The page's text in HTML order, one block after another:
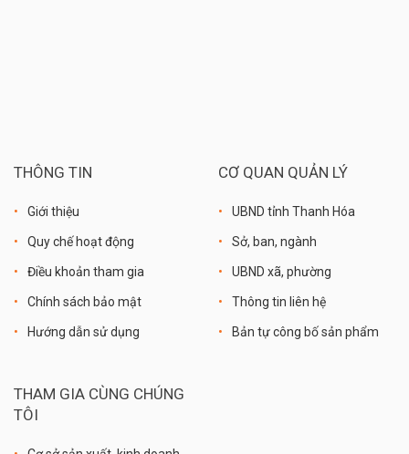
THÔNG TIN
Giới thiệu
Quy chế hoạt động
Điều khoản tham gia
Chính sách bảo mật
Hướng dẫn sử dụng
CƠ QUAN QUẢN LÝ
UBND tỉnh Thanh Hóa
Sở, ban, ngành
UBND xã, phường
Thông tin liên hệ
Bản tự công bố sản phẩm
THAM GIA CÙNG CHÚNG
TÔI